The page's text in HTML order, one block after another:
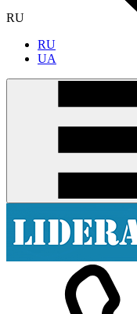
RU
RU
UA